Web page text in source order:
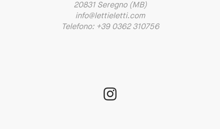
20831 Seregno (MB)
info@lettieletti.com
Telefono: +39 0362 310756